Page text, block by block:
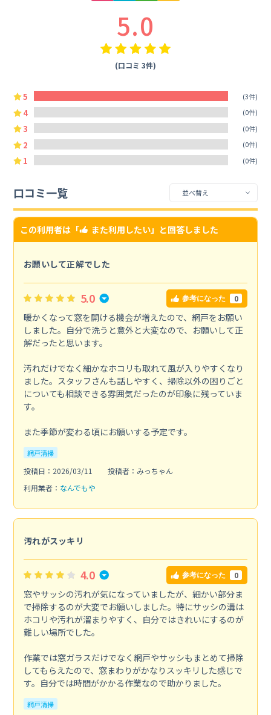
5.0
(口コミ 3件)
5 (3件)
4 (0件)
3 (0件)
2 (0件)
1 (0件)
口コミ一覧
この利用者は「 また利用したい」と回答しました
お願いして正解でした
5.0 参考になった 0
暖かくなって窓を開ける機会が増えたので、網戸をお願い
しました。自分で洗うと意外と大変なので、お願いして正
解だったと思います。
汚れだけでなく細かなホコリも取れて風が入りやすくなり
ました。スタッフさんも話しやすく、掃除以外の困りごと
についても相談できる雰囲気だったのが印象に残っていま
す。
また季節が変わる頃にお願いする予定です。
網戸清掃
投稿日：2026/03/11
投稿者：みっちゃん
利用業者： なんでもや
汚れがスッキリ
4.0 参考になった 0
窓やサッシの汚れが気になっていましたが、細かい部分ま
で掃除するのが大変でお願いしました。特にサッシの溝は
ホコリや汚れが溜まりやすく、自分ではきれいにするのが
難しい場所でした。
作業では窓ガラスだけでなく網戸やサッシもまとめて掃除
してもらえたので、窓まわりがかなりスッキリした感じで
す。自分では時間がかかる作業なので助かりました。
網戸清掃